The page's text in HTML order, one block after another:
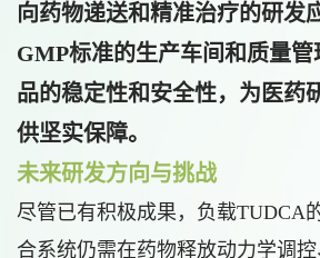
向药物递送和精准治疗的研发
GMP标准的生产车间和质量
品的稳定性和安全性，为医药
供坚实保障。
未来研发方向与挑战
尽管已有积极成果，负载TUDCA
合系统仍需在药物释放动力学调